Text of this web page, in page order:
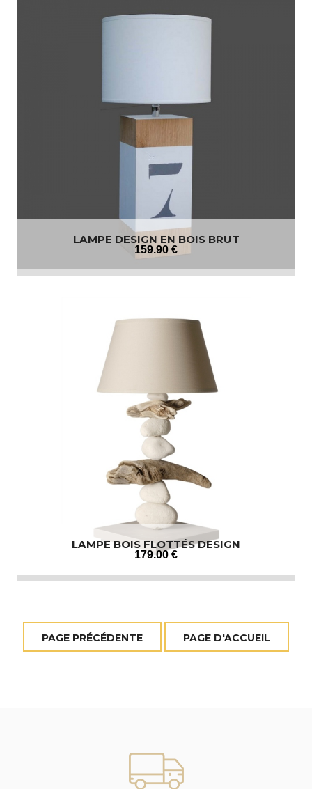
LAMPE DESIGN EN BOIS BRUT
159.90 €
LAMPE BOIS FLOTTÉS DESIGN
179.00 €